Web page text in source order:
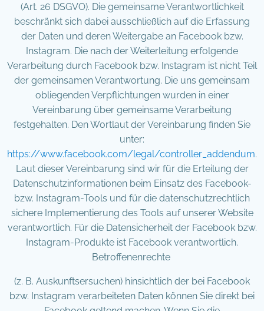
(Art. 26 DSGVO). Die gemeinsame Verantwortlichkeit
beschränkt sich dabei ausschließlich auf die Erfassung
der Daten und deren Weitergabe an Facebook bzw.
Instagram. Die nach der Weiterleitung erfolgende
Verarbeitung durch Facebook bzw. Instagram ist nicht Teil
der gemeinsamen Verantwortung. Die uns gemeinsam
obliegenden Verpflichtungen wurden in einer
Vereinbarung über gemeinsame Verarbeitung
festgehalten. Den Wortlaut der Vereinbarung finden Sie
unter:
https://www.facebook.com/legal/controller_addendum.
Laut dieser Vereinbarung sind wir für die Erteilung der
Datenschutzinformationen beim Einsatz des Facebook-
bzw. Instagram-Tools und für die datenschutzrechtlich
sichere Implementierung des Tools auf unserer Website
verantwortlich. Für die Datensicherheit der Facebook bzw.
Instagram-Produkte ist Facebook verantwortlich.
Betroffenenrechte
(z. B. Auskunftsersuchen) hinsichtlich der bei Facebook
bzw. Instagram verarbeiteten Daten können Sie direkt bei